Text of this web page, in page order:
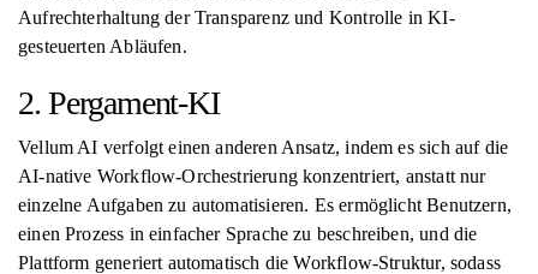
Aufrechterhaltung der Transparenz und Kontrolle in KI-
gesteuerten Abläufen.
2. Pergament-KI
Vellum AI verfolgt einen anderen Ansatz, indem es sich auf die
AI-native Workflow-Orchestrierung konzentriert, anstatt nur
einzelne Aufgaben zu automatisieren. Es ermöglicht Benutzern,
einen Prozess in einfacher Sprache zu beschreiben, und die
Plattform generiert automatisch die Workflow-Struktur, sodass